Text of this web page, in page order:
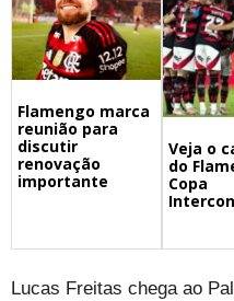
Flamengo marca
reunião para
discutir
renovação
importante
Veja o
do
Copa
Lucas Freitas chega ao